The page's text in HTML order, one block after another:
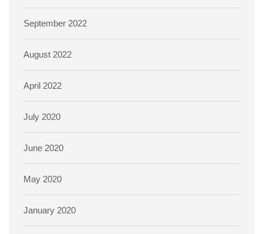
September 2022
August 2022
April 2022
July 2020
June 2020
May 2020
January 2020